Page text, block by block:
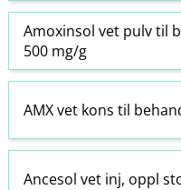
Amoxinsol vet pulv til
500 mg/g
AMX vet kons til
Ancesol vet inj, oppl